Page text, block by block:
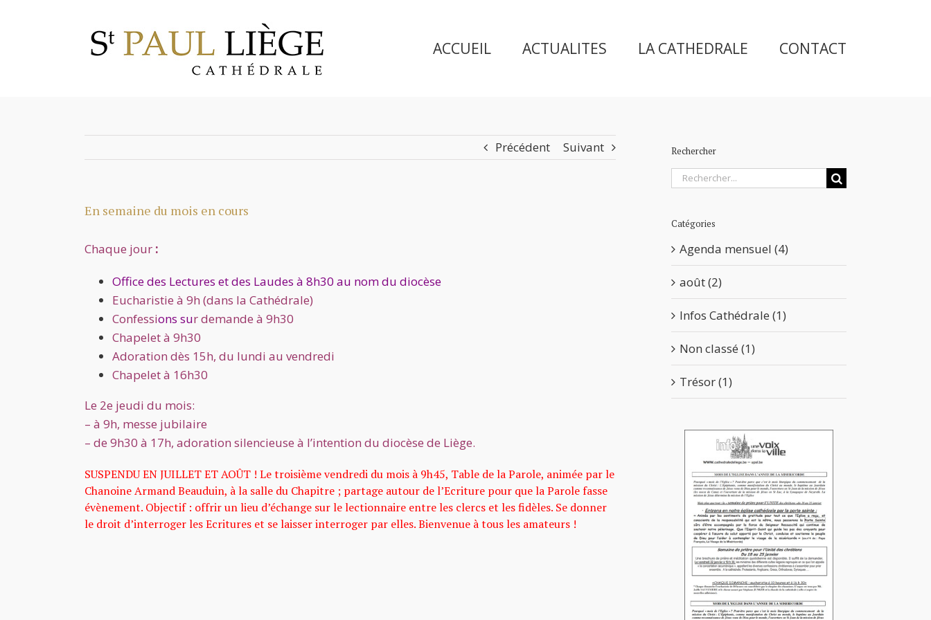
ACCUEIL ACTUALITES LA CATHEDRALE CONTACT
Précédent Suivant
En semaine du mois en cours
Chaque jour :
Office des Lectures et des Laudes à 8h30 au nom du diocèse
Eucharistie à 9h (dans la Cathédrale)
Confessions sur demande à 9h30
Chapelet à 9h30
Adoration dès 15h, du lundi au vendredi
Chapelet à 16h30
Le 2e jeudi du mois:
– à 9h, messe jubilaire
– de 9h30 à 17h, adoration silencieuse à l’intention du diocèse de Liège.
SUSPENDU EN JUILLET ET AOÛT ! Le troisième vendredi du mois à 9h45, Table de la Parole, animée par le
Chanoine Armand Beauduin, à la salle du Chapitre ; partage autour de l’Ecriture pour que la Parole fasse
évènement. Objectif : offrir un lieu d’échange sur le lectionnaire entre les clercs et les fidèles. Se donner
le droit d’interroger les Ecritures et se laisser interroger par elles. Bienvenue à tous les amateurs !
Rechercher
Rechercher
Catégories
Agenda mensuel (4)
août (2)
Infos Cathédrale (1)
Non classé (1)
Trésor (1)